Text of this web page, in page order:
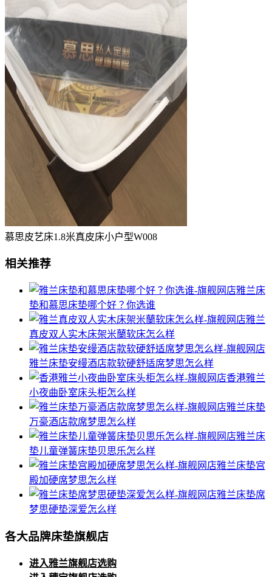
慕思皮艺床1.8米真皮床小户型W008
相关推荐
雅兰床
垫和慕思床垫哪个好？你选谁
雅兰
真皮双人实木床架米蘭软床怎么样
雅兰床垫安缦酒店款软硬舒适席梦思怎么样
香港雅兰
小夜曲卧室床头柜怎么样
雅兰床垫
万豪酒店款席梦思怎么样
雅兰床
垫儿童弹簧床垫贝思乐怎么样
雅兰床垫宫
殿加硬席梦思怎么样
雅兰床垫席
梦思硬垫深爱怎么样
各大品牌床垫旗舰店
进入雅兰旗舰店选购